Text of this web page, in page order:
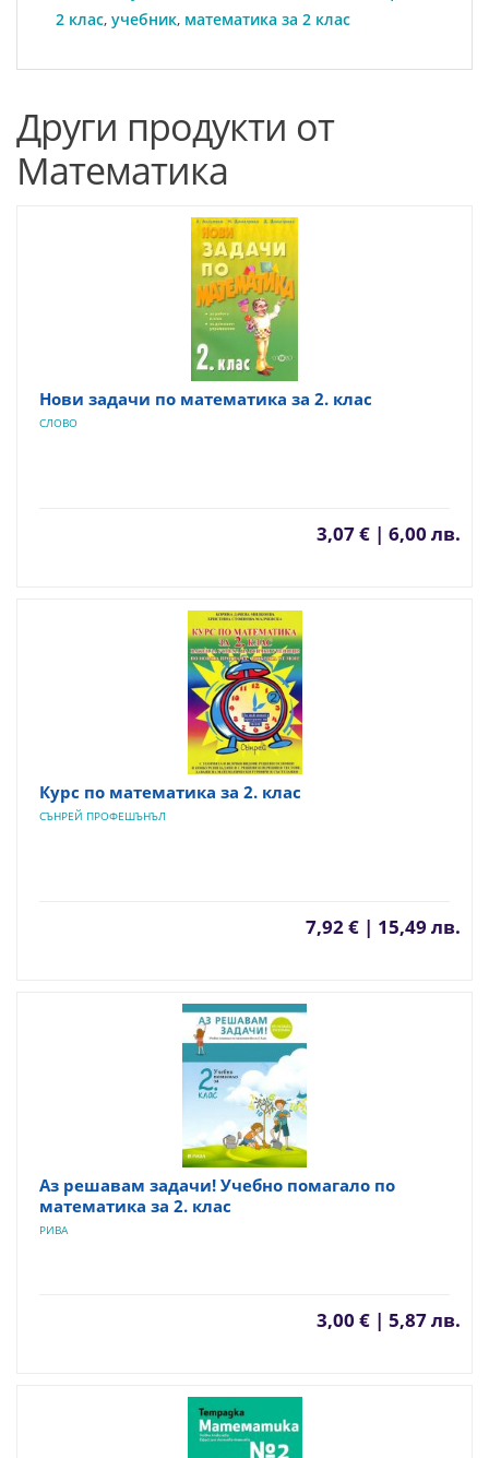
2 клас, учебник, математика за 2 клас
Други продукти от
Математика
Нови задачи по математика за 2. клас
СЛОВО
3,07 € | 6,00 лв.
Курс по математика за 2. клас
СЪНРЕЙ ПРОФЕШЪНЪЛ
7,92 € | 15,49 лв.
Аз решавам задачи! Учебно помагало по
математика за 2. клас
РИВА
3,00 € | 5,87 лв.